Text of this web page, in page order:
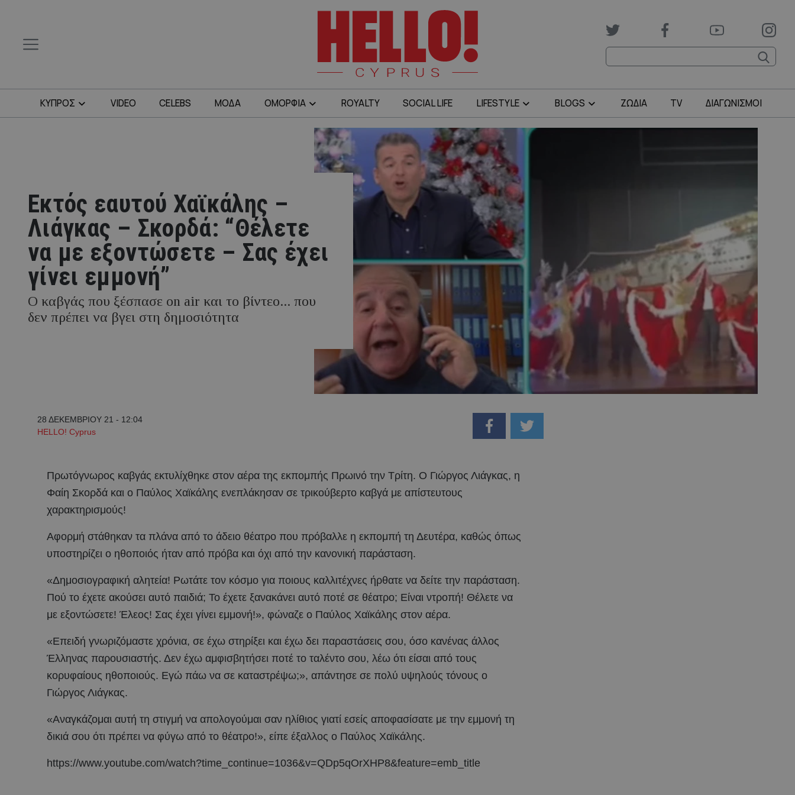
ΚΥΠΡΟΣ VIDEO CELEBS ΜΟΔΑ ΟΜΟΡΦΙΑ ROYALTY SOCIAL LIFE LIFESTYLE BLOGS ΖΩΔΙΑ TV ΔΙΑΓΩΝΙΣΜΟΙ
Εκτός εαυτού Χαϊκάλης –
Λιάγκας – Σκορδά: “Θέλετε
να με εξοντώσετε – Σας έχει
γίνει εμμονή”
Ο καβγάς που ξέσπασε οn air και το βίντεο... που
δεν πρέπει να βγει στη δημοσιότητα
28 ΔΕΚΕΜΒΡΙΟΥ 21 - 12:04
HELLO! Cyprus
Πρωτόγνωρος καβγάς εκτυλίχθηκε στον αέρα της εκπομπής Πρωινό την Τρίτη. Ο Γιώργος Λιάγκας, η
Φαίη Σκορδά και ο Παύλος Χαϊκάλης ενεπλάκησαν σε τρικούβερτο καβγά με απίστευτους
χαρακτηρισμούς!
Αφορμή στάθηκαν τα πλάνα από το άδειο θέατρο που πρόβαλλε η εκπομπή τη Δευτέρα, καθώς όπως
υποστηρίζει ο ηθοποιός ήταν από πρόβα και όχι από την κανονική παράσταση.
«Δημοσιογραφική αλητεία! Ρωτάτε τον κόσμο για ποιους καλλιτέχνες ήρθατε να δείτε την παράσταση.
Πού το έχετε ακούσει αυτό παιδιά; Το έχετε ξανακάνει αυτό ποτέ σε θέατρο; Είναι ντροπή! Θέλετε να
με εξοντώσετε! Έλεος! Σας έχει γίνει εμμονή!», φώναζε ο Παύλος Χαϊκάλης στον αέρα.
«Επειδή γνωριζόμαστε χρόνια, σε έχω στηρίξει και έχω δει παραστάσεις σου, όσο κανένας άλλος
Έλληνας παρουσιαστής. Δεν έχω αμφισβητήσει ποτέ το ταλέντο σου, λέω ότι είσαι από τους
κορυφαίους ηθοποιούς. Εγώ πάω να σε καταστρέψω;», απάντησε σε πολύ υψηλούς τόνους ο
Γιώργος Λιάγκας.
«Αναγκάζομαι αυτή τη στιγμή να απολογούμαι σαν ηλίθιος γιατί εσείς αποφασίσατε με την εμμονή τη
δικιά σου ότι πρέπει να φύγω από το θέατρο!», είπε έξαλλος ο Παύλος Χαϊκάλης.
https://www.youtube.com/watch?time_continue=1036&v=QDp5qOrXHP8&feature=emb_title